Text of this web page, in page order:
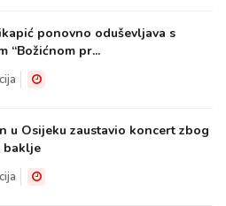
ponovno oduševljava s
“Božićnom pr...
u Osijeku zaustavio koncert zbog
baklje